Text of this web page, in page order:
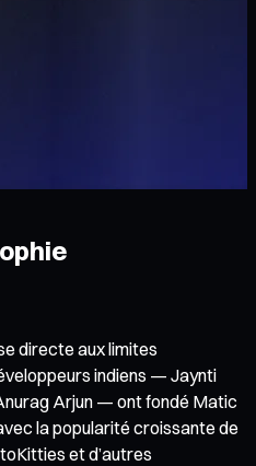
directe aux limites
indiens — Jaynti
Arjun — ont fondé Matic
la popularité croissante de
et d’autres